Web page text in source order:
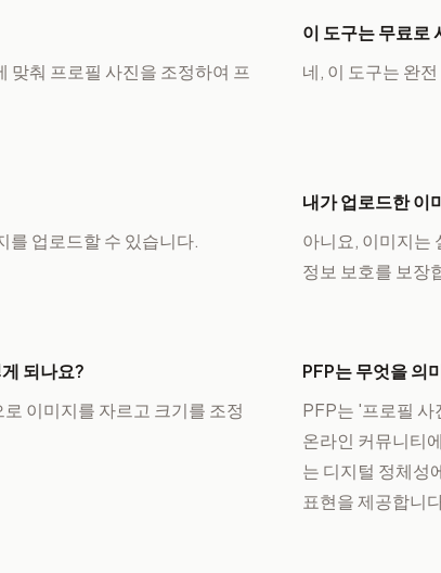
맞춰 프로필 사진을 조정하여 프
이 도구는 무료로
네, 이 도구는 완
를 업로드할 수 있습니다.
내가 업로드한 이
아니요, 이미지는
정보 보호를 보장
되나요?
이미지를 자르고 크기를 조정
PFP는 무엇을 의
PFP는 '프로필 사
온라인 커뮤니티
는 디지털 정체성
표현을 제공합니